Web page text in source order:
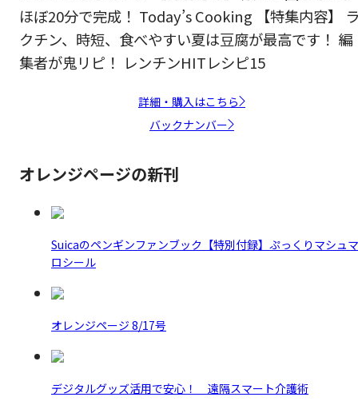
ほぼ20分で完成！ Today’s Cooking 【特集内容】
クチン、時短、食べやすい夏は豆腐が最高です！ 編
集者が鬼リピ！ レンチンHITレシピ15
詳細・購入はこちら
バックナンバー
オレンジページの新刊
Suicaのペンギンファンブック【特別付録】ぷっくりマシュマ
ロシール
オレンジページ 8/17号
デジタルグッズ活用で安心！ 遠隔スマート介護術